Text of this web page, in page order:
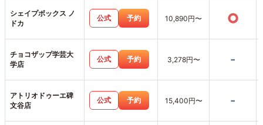
シェイプボックス ノ
ドカ
公式 予約 10,890円〜 ○
チョコザップ学芸大
学店
公式 予約 3,278円〜 -
アトリオドゥーエ碑
文谷店
公式 予約 15,400円〜 -